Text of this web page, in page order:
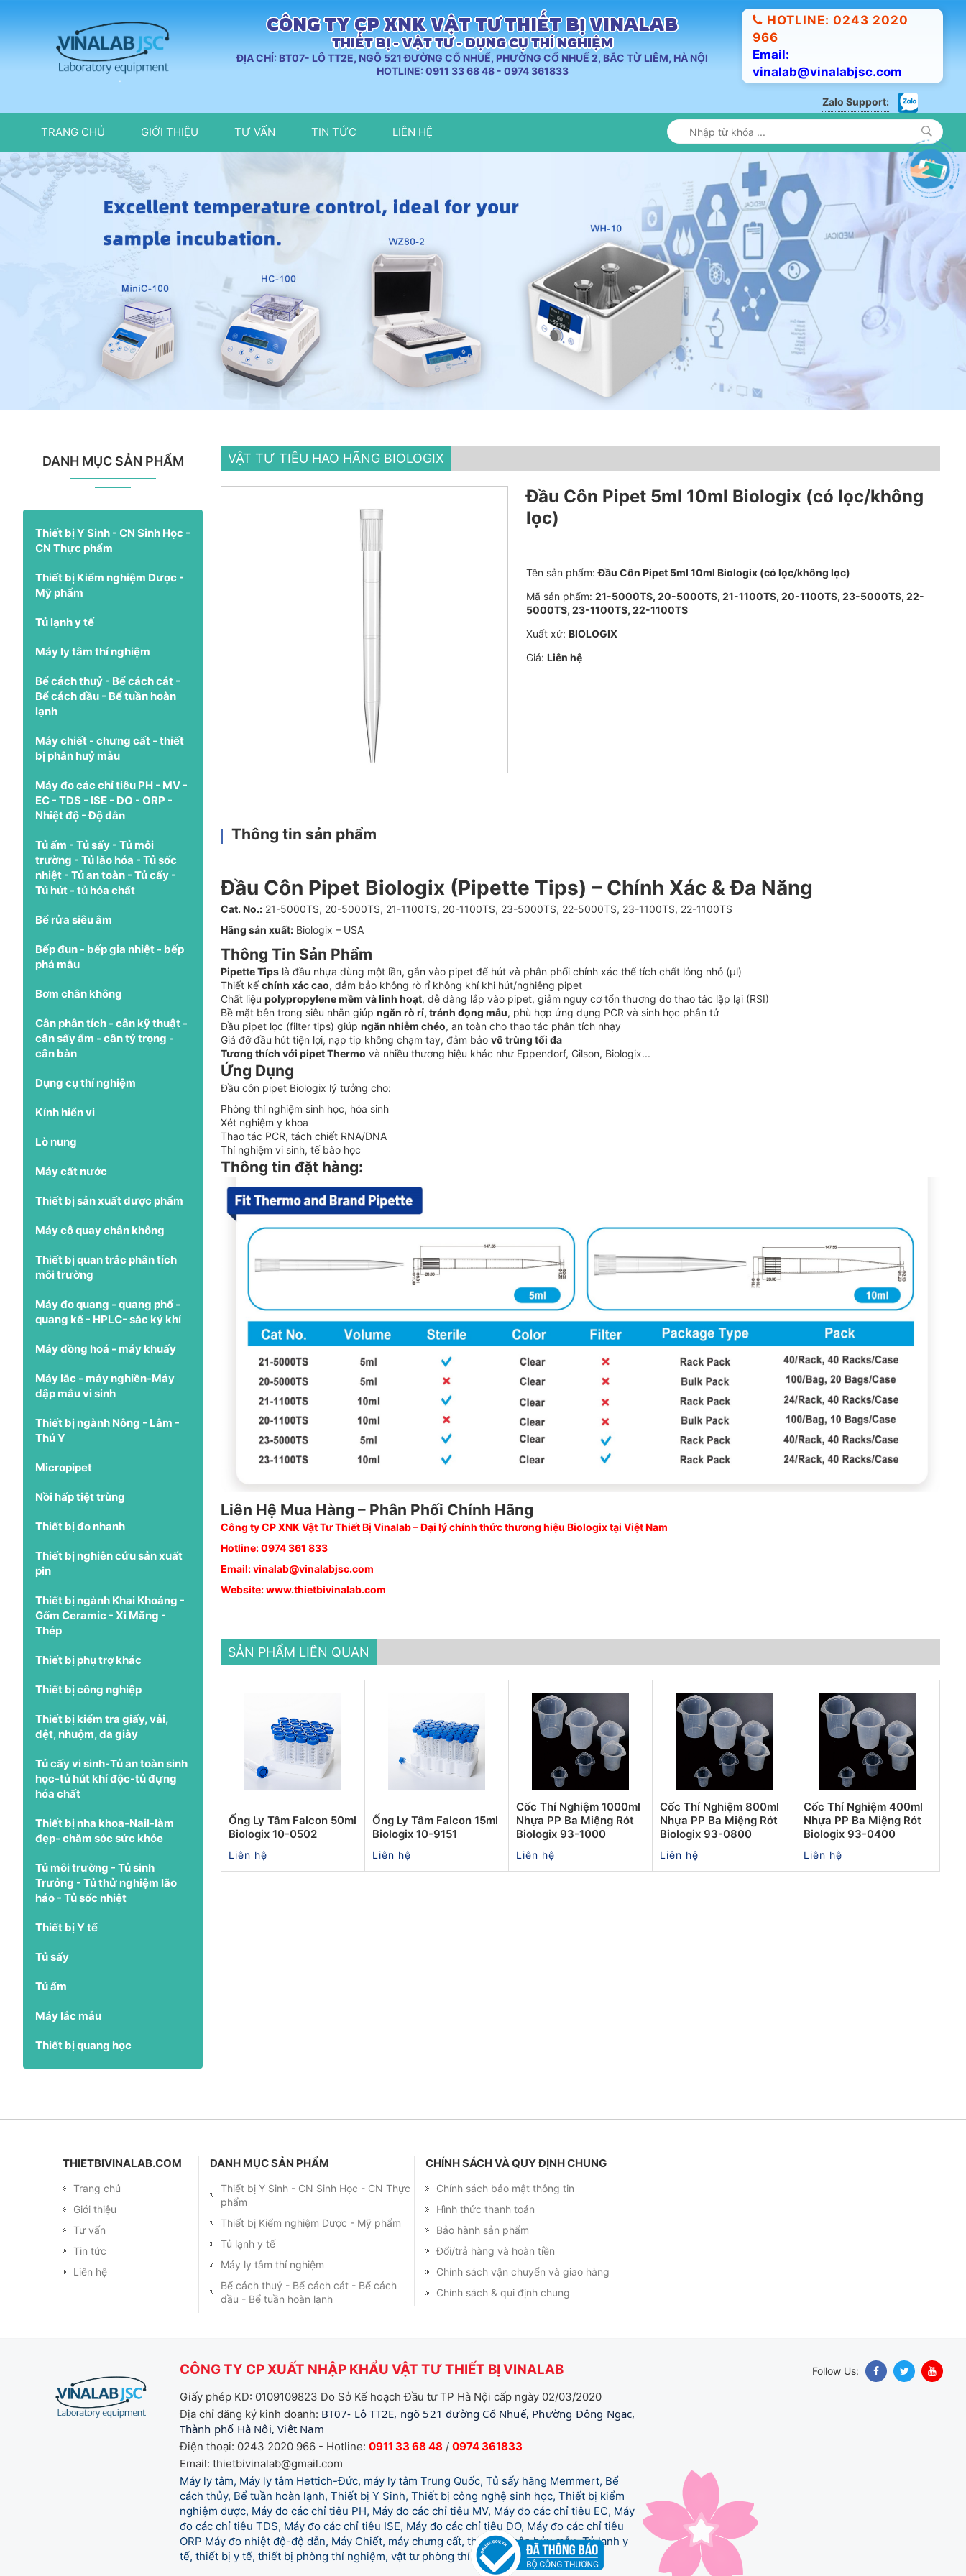
CÔNG TY CP XNK VẬT TƯ THIẾT BỊ VINALAB
THIẾT BỊ - VẬT TƯ - DỤNG CỤ THÍ NGHIỆM
ĐỊA CHỈ: BT07- LÔ TT2E, NGÕ 521 ĐƯỜNG CỔ NHUẾ, PHƯỜNG CỔ NHUẾ 2, BẮC TỪ LIÊM, HÀ NỘI
HOTLINE: 0911 33 68 48 - 0974 361833
HOTLINE: 0243 2020
966
Email:
vinalab@vinalabjsc.com
Zalo Support:
TRANG CHỦ GIỚI THIỆU TƯ VẤN TIN TỨC LIÊN HỆ
DANH MỤC SẢN PHẨM
Thiết bị Y Sinh - CN Sinh Học -
CN Thực phẩm
Thiết bị Kiểm nghiệm Dược -
Mỹ phẩm
Tủ lạnh y tế
Máy ly tâm thí nghiệm
Bể cách thuỷ - Bể cách cát -
Bể cách dầu - Bể tuần hoàn
lạnh
Máy chiết - chưng cất - thiết
bị phân huỷ mẫu
Máy đo các chỉ tiêu PH - MV -
EC - TDS - ISE - DO - ORP -
Nhiệt độ - Độ dẫn
Tủ ấm - Tủ sấy - Tủ môi
trường - Tủ lão hóa - Tủ sốc
nhiệt - Tủ an toàn - Tủ cấy -
Tủ hút - tủ hóa chất
Bể rửa siêu âm
Bếp đun - bếp gia nhiệt - bếp
phá mẫu
Bơm chân không
Cân phân tích - cân kỹ thuật -
cân sấy ẩm - cân tỷ trọng -
cân bàn
Dụng cụ thí nghiệm
Kính hiển vi
Lò nung
Máy cất nước
Thiết bị sản xuất dược phẩm
Máy cô quay chân không
Thiết bị quan trắc phân tích
môi trường
Máy đo quang - quang phổ -
quang kế - HPLC- sắc ký khí
Máy đồng hoá - máy khuấy
Máy lắc - máy nghiền-Máy
dập mẫu vi sinh
Thiết bị ngành Nông - Lâm -
Thú Y
Micropipet
Nồi hấp tiệt trùng
Thiết bị đo nhanh
Thiết bị nghiên cứu sản xuất
pin
Thiết bị ngành Khai Khoáng -
Gốm Ceramic - Xi Măng -
Thép
Thiết bị phụ trợ khác
Thiết bị công nghiệp
Thiết bị kiểm tra giấy, vải,
dệt, nhuộm, da giày
Tủ cấy vi sinh-Tủ an toàn sinh
học-tủ hút khí độc-tủ đựng
hóa chất
Thiết bị nha khoa-Nail-làm
đẹp- chăm sóc sức khỏe
Tủ môi trường - Tủ sinh
Trưởng - Tủ thử nghiệm lão
háo - Tủ sốc nhiệt
Thiết bị Y tế
Tủ sấy
Tủ ấm
Máy lắc mẫu
Thiết bị quang học
VẬT TƯ TIÊU HAO HÃNG BIOLOGIX
Đầu Côn Pipet 5ml 10ml Biologix (có lọc/không
lọc)
Tên sản phẩm: Đầu Côn Pipet 5ml 10ml Biologix (có lọc/không lọc)
Mã sản phẩm: 21-5000TS, 20-5000TS, 21-1100TS, 20-1100TS, 23-5000TS, 22-
5000TS, 23-1100TS, 22-1100TS
Xuất xứ: BIOLOGIX
Giá: Liên hệ
Thông tin sản phẩm
Đầu Côn Pipet Biologix (Pipette Tips) – Chính Xác & Đa Năng
Cat. No.: 21-5000TS, 20-5000TS, 21-1100TS, 20-1100TS, 23-5000TS, 22-5000TS, 23-1100TS, 22-1100TS
Hãng sản xuất: Biologix – USA
Thông Tin Sản Phẩm
Pipette Tips là đầu nhựa dùng một lần, gắn vào pipet để hút và phân phối chính xác thể tích chất lỏng nhỏ (µl)
Thiết kếchính xác cao, đảm bảo không rò rỉ không khí khi hút/nghiêng pipet
Chất liệu polypropylene mềm và linh hoạt, dễ dàng lắp vào pipet, giảm nguy cơ tổn thương do thao tác lặp lại (RSI)
Bề mặt bên trong siêu nhẵn giúp ngăn rò rỉ, tránh đọng mẫu, phù hợp ứng dụng PCR và sinh học phân tử
Đầu pipet lọc (filter tips) giúp ngăn nhiễm chéo, an toàn cho thao tác phân tích nhạy
Giá đỡ đầu hút tiện lợi, nạp tip không chạm tay, đảm bảo vô trùng tối đa
Tương thích với pipet Thermo và nhiều thương hiệu khác như Eppendorf, Gilson, Biologix...
Ứng Dụng
Đầu côn pipet Biologix lý tưởng cho:
Phòng thí nghiệm sinh học, hóa sinh
Xét nghiệm y khoa
Thao tác PCR, tách chiết RNA/DNA
Thí nghiệm vi sinh, tế bào học
Thông tin đặt hàng:
Liên Hệ Mua Hàng – Phân Phối Chính Hãng
Công ty CP XNK Vật Tư Thiết Bị Vinalab – Đại lý chính thức thương hiệu Biologix tại Việt Nam
Hotline:0974 361 833
Email:vinalab@vinalabjsc.com
Website:www.thietbivinalab.com
SẢN PHẨM LIÊN QUAN
Ống Ly Tâm Falcon 50ml
Biologix 10-0502
Liên hệ
Ống Ly Tâm Falcon 15ml
Biologix 10-9151
Liên hệ
Cốc Thí Nghiệm 1000ml
Nhựa PP Ba Miệng Rót
Biologix 93-1000
Liên hệ
Cốc Thí Nghiệm 800ml
Nhựa PP Ba Miệng Rót
Biologix 93-0800
Liên hệ
Cốc Thí Nghiệm 400ml
Nhựa PP Ba Miệng Rót
Biologix 93-0400
Liên hệ
THIETBIVINALAB.COM
Trang chủ
Giới thiệu
Tư vấn
Tin tức
Liên hệ
DANH MỤC SẢN PHẨM
Thiết bị Y Sinh - CN Sinh Học - CN Thực
phẩm
Thiết bị Kiểm nghiệm Dược - Mỹ phẩm
Tủ lạnh y tế
Máy ly tâm thí nghiệm
Bể cách thuỷ - Bể cách cát - Bể cách
dầu - Bể tuần hoàn lạnh
CHÍNH SÁCH VÀ QUY ĐỊNH CHUNG
Chính sách bảo mật thông tin
Hình thức thanh toán
Bảo hành sản phẩm
Đổi/trả hàng và hoàn tiền
Chính sách vận chuyển và giao hàng
Chính sách & qui định chung
CÔNG TY CP XUẤT NHẬP KHẨU VẬT TƯ THIẾT BỊ VINALAB
Giấy phép KD: 0109109823 Do Sở Kế hoạch Đầu tư TP Hà Nội cấp ngày 02/03/2020
Địa chỉ đăng ký kinh doanh: BT07- Lô TT2E, ngõ 521 đường Cổ Nhuế, Phường Đông Ngạc,
Thành phố Hà Nội, Việt Nam
Điện thoại: 0243 2020 966 - Hotline: 0911 33 68 48 / 0974 361833
Email: thietbivinalab@gmail.com
Máy ly tâm, Máy ly tâm Hettich-Đức, máy ly tâm Trung Quốc, Tủ sấy hãng Memmert, Bể
cách thủy, Bể tuần hoàn lạnh, Thiết bị Y Sinh, Thiết bị công nghệ sinh học, Thiết bị kiểm
nghiệm dược, Máy đo các chỉ tiêu PH, Máy đo các chỉ tiêu MV, Máy đo các chỉ tiêu EC, Máy
đo các chỉ tiêu TDS, Máy đo các chỉ tiêu ISE, Máy đo các chỉ tiêu DO, Máy đo các chỉ tiêu
ORP Máy đo nhiệt độ-độ dẫn, Máy Chiết, máy chưng cất, thiết bị phân hủy mẫu, Tủ lạnh y
tế, thiết bị y tế, thiết bị phòng thí nghiệm, vật tư phòng thí nghiệm, vật tư y tế.
Follow Us: